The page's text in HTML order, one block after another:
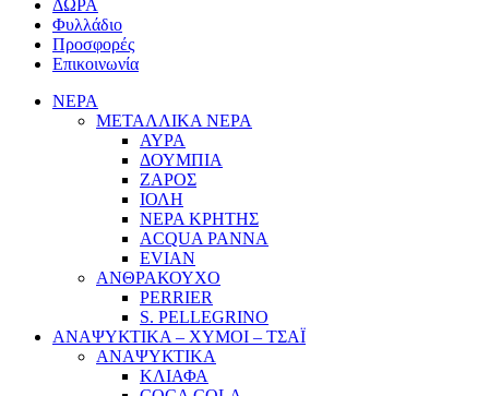
ΔΩΡΑ
Φυλλάδιο
Προσφορές
Επικοινωνία
ΝΕΡΑ
ΜΕΤΑΛΛΙΚΑ ΝΕΡΑ
ΑΥΡΑ
ΔΟΥΜΠΙΑ
ΖΑΡΟΣ
ΙΟΛΗ
ΝΕΡΑ ΚΡΗΤΗΣ
ACQUA PANNA
EVIAN
ΑΝΘΡΑΚΟΥΧΟ
PERRIER
S. PELLEGRINO
ΑΝΑΨΥΚΤΙΚΑ – ΧΥΜΟΙ – ΤΣΑΪ
ΑΝΑΨΥΚΤΙΚΑ
ΚΛΙΑΦΑ